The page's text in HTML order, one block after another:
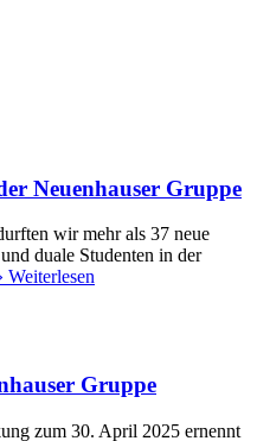
Neuenhauser Gruppe
wir mehr als 37 neue
duale Studenten in der
Weiterlesen
Gruppe
zum 30. April 2025 ernennt